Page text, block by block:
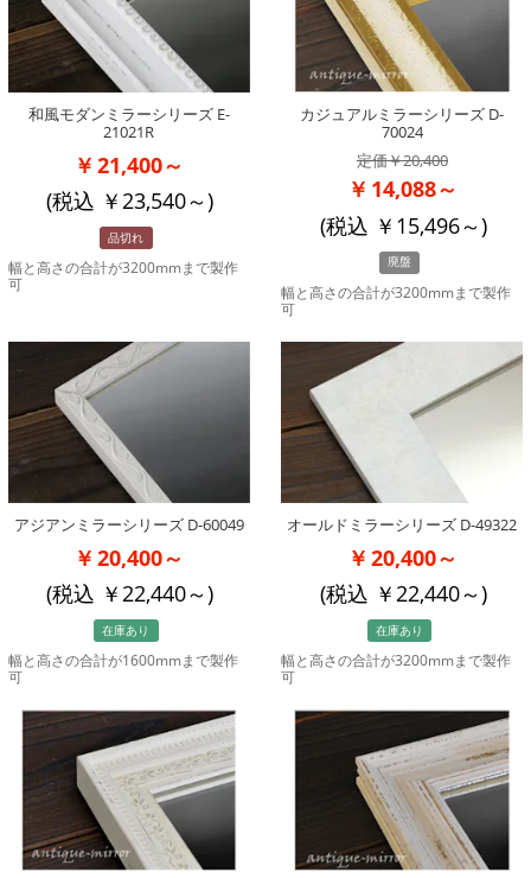
和風モダンミラーシリーズ E-
21021R
21,400～
(税込
23,540～)
品切れ
幅と高さの合計が3200mmまで製作
可
カジュアルミラーシリーズ D-
70024
20,400
14,088～
(税込
15,496～)
廃盤
幅と高さの合計が3200mmまで製作
可
アジアンミラーシリーズ D-60049
20,400～
(税込
22,440～)
在庫あり
幅と高さの合計が1600mmまで製作
可
オールドミラーシリーズ D-49322
20,400～
(税込
22,440～)
在庫あり
幅と高さの合計が3200mmまで製作
可